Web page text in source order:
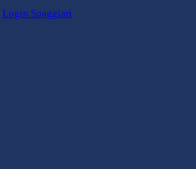
Login Spaggiari